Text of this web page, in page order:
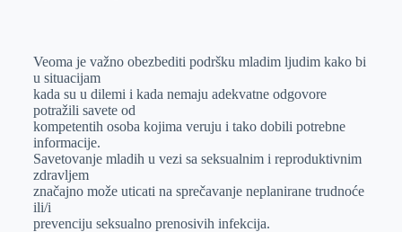
Veoma je važno obezbediti podršku mladim ljudim kako bi
u situacijam
kada su u dilemi i kada nemaju adekvatne odgovore
potražili savete od
kompetentih osoba kojima veruju i tako dobili potrebne
informacije.
Savetovanje mladih u vezi sa seksualnim i reproduktivnim
zdravljem
značajno može uticati na sprečavanje neplanirane trudnoće
ili/i
prevenciju seksualno prenosivih infekcija.